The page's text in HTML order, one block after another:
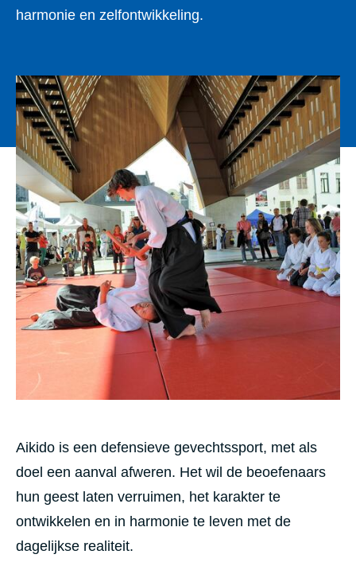
harmonie en zelfontwikkeling.
Aikido is een defensieve gevechtssport, met als
doel een aanval afweren. Het wil de beoefenaars
hun geest laten verruimen, het karakter te
ontwikkelen en in harmonie te leven met de
dagelijkse realiteit.